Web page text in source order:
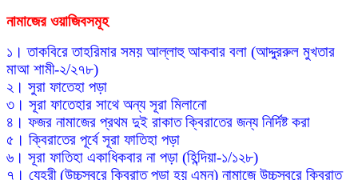
নামাজের ওয়াজিবসমূহ
১। তাকবিরে তাহরিমার সময় আল্লাহু আকবার বলা (আদ্দুররুল মুখতার
মাআ শামী-২/২৭৮)
২। সুরা ফাতেহা পড়া
৩। সূরা ফাতেহার সাথে অন্য সূরা মিলানো
৪। ফজর নামাজের প্রথম দুই রাকাত ক্বিরাতের জন্য নির্দিষ্ট করা
৫। ক্বিরাতের পূর্বে সূরা ফাতিহা পড়া
৬। সূরা ফাতিহা একাধিকবার না পড়া (হিন্দিয়া-১/১২৮)
৭। যেহরী (উচ্চস্বরে ক্বিরাত পড়া হয় এমন) নামাজে উচ্চস্বরে ক্বিরাত